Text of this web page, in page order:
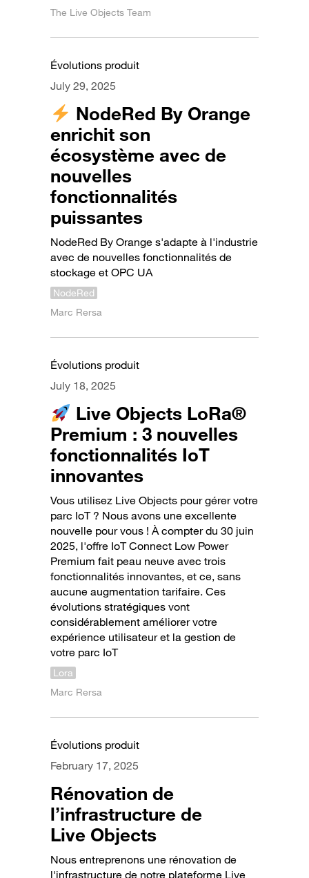
The Live Objects Team
Évolutions produit
July 29, 2025
NodeRed By Orange
enrichit son
écosystème avec de
nouvelles
fonctionnalités
puissantes
NodeRed By Orange s'adapte à l'industrie
avec de nouvelles fonctionnalités de
stockage et OPC UA
NodeRed
Marc Rersa
Évolutions produit
July 18, 2025
Live Objects LoRa®
Premium : 3 nouvelles
fonctionnalités IoT
innovantes
Vous utilisez Live Objects pour gérer votre
parc IoT ? Nous avons une excellente
nouvelle pour vous ! À compter du 30 juin
2025, l'offre IoT Connect Low Power
Premium fait peau neuve avec trois
fonctionnalités innovantes, et ce, sans
aucune augmentation tarifaire. Ces
évolutions stratégiques vont
considérablement améliorer votre
expérience utilisateur et la gestion de
votre parc IoT
Lora
Marc Rersa
Évolutions produit
February 17, 2025
Rénovation de
l’infrastructure de
Live Objects
Nous entreprenons une rénovation de
l'infrastructure de notre plateforme Live